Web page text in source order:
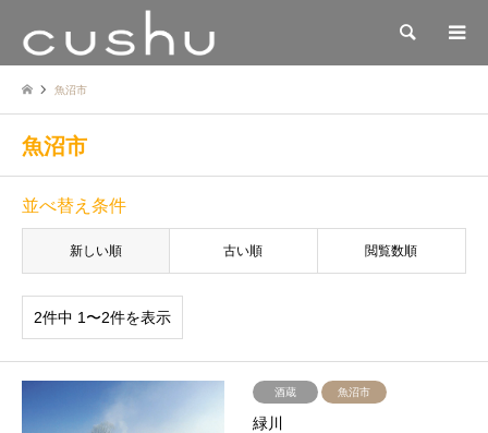
検索
魚沼市
魚沼市
並べ替え条件
新しい順 古い順 閲覧数順
2件中 1〜2件を表示
酒蔵 魚沼市
緑川